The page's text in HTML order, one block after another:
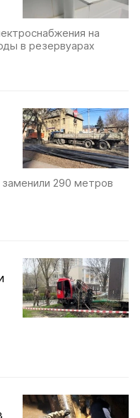
на
в резервуарах
290 метров